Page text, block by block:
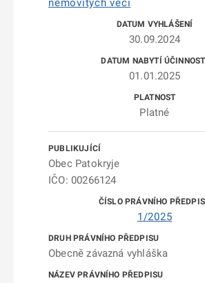
nemovitých věcí
30.09.2024
01.01.2025
Platné
Obec Patokryje
IČO: 00266124
1/2025
Obecně závazná vyhláška